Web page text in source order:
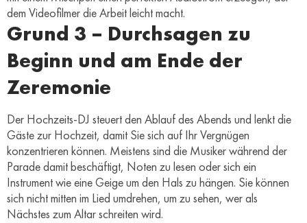
dem Videofilmer die Arbeit leicht macht.
Grund 3 – Durchsagen zu
Beginn und am Ende der
Zeremonie
Der Hochzeits-DJ steuert den Ablauf des Abends und lenkt die
Gäste zur Hochzeit, damit Sie sich auf Ihr Vergnügen
konzentrieren können. Meistens sind die Musiker während der
Parade damit beschäftigt, Noten zu lesen oder sich ein
Instrument wie eine Geige um den Hals zu hängen. Sie können
sich nicht mitten im Lied umdrehen, um zu sehen, wer als
Nächstes zum Altar schreiten wird.